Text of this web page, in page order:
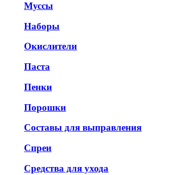
Муссы
Наборы
Окислители
Паста
Пенки
Порошки
Составы для выправления
Спреи
Средства для ухода